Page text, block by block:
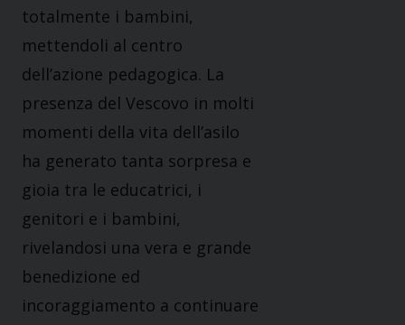
totalmente i bambini,
mettendoli al centro
dell’azione pedagogica. La
presenza del Vescovo in molti
momenti della vita dell’asilo
ha generato tanta sorpresa e
gioia tra le educatrici, i
genitori e i bambini,
rivelandosi una vera e grande
benedizione ed
incoraggiamento a continuare